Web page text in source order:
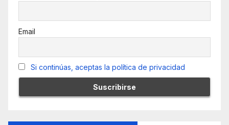
Email
Si continúas, aceptas la política de privacidad